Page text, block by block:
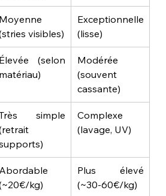
Moyenne
visibles)
Exceptionnelle
(lisse)
Élevée (selon
matériau)
Modérée
(souvent
cassante)
simple
Complexe
(lavage, UV)
Abordable
kg)
Plus élevé
(~30-60€/kg)